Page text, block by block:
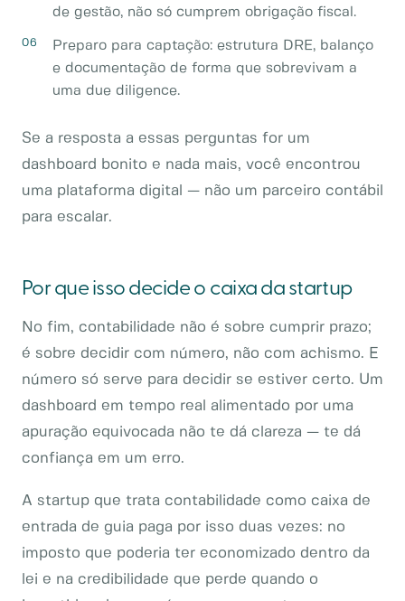
de gestão, não só cumprem obrigação fiscal.
Preparo para captação: estrutura DRE, balanço
e documentação de forma que sobrevivam a
uma due diligence.
Se a resposta a essas perguntas for um
dashboard bonito e nada mais, você encontrou
uma plataforma digital — não um parceiro contábil
para escalar.
Por que isso decide o caixa da startup
No fim, contabilidade não é sobre cumprir prazo;
é sobre decidir com número, não com achismo. E
número só serve para decidir se estiver certo. Um
dashboard em tempo real alimentado por uma
apuração equivocada não te dá clareza — te dá
confiança em um erro.
A startup que trata contabilidade como caixa de
entrada de guia paga por isso duas vezes: no
imposto que poderia ter economizado dentro da
lei e na credibilidade que perde quando o